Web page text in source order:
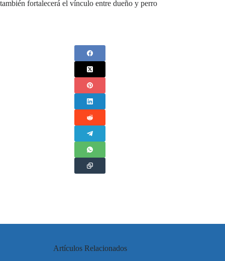
también fortalecerá el vínculo entre dueño y perro
Artículos Relacionados